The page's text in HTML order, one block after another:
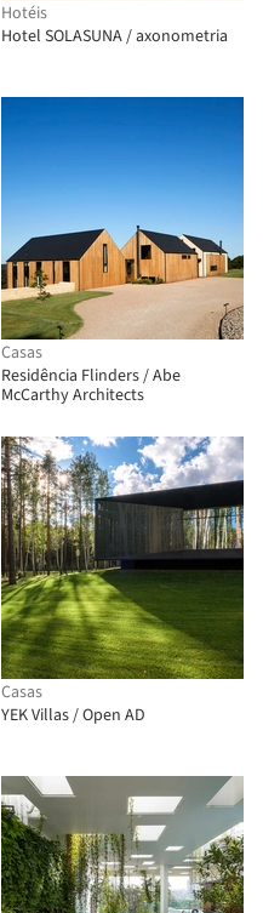
Hotéis
Hotel SOLASUNA / axonometria
Casas
Residência Flinders / Abe
McCarthy Architects
Casas
YEK Villas / Open AD